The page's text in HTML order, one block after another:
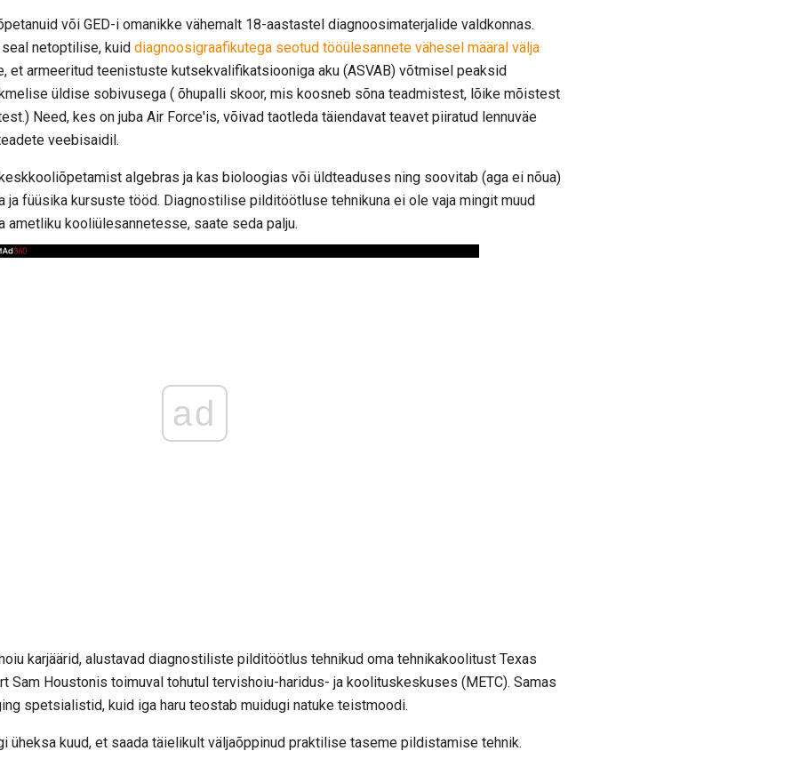
või GED-i omanikke vähemalt 18-aastastel diagnoosimaterjalide valdkonnas.
netoptilise, kuid diagnoosigraafikutega seotud tööülesannete vähesel määral välja
et armeeritud teenistuste kutsekvalifikatsiooniga aku (ASVAB) võtmisel peaksid
üldise sobivusega ( õhupalli skoor, mis koosneb sõna teadmistest, lõike mõistest
Need, kes on juba Air Force'is, võivad taotleda täiendavat teavet piiratud lennuväe
veebisaidil.
algebras ja kas bioloogias või üldteaduses ning soovitab (aga ei nõua)
füüsika kursuste tööd. Diagnostilise pilditöötluse tehnikuna ei ole vaja mingit muud
ametliku kooliülesannetesse, saate seda palju.
ad
karjäärid, alustavad diagnostiliste pilditöötlus tehnikud oma tehnikakoolitust Texas
Sam Houstonis toimuval tohutul tervishoiu-haridus- ja koolituskeskuses (METC). Samas
spetsialistid, kuid iga haru teostab muidugi natuke teistmoodi.
üheksa kuud, et saada täielikult väljaõppinud praktilise taseme pildistamise tehnik.